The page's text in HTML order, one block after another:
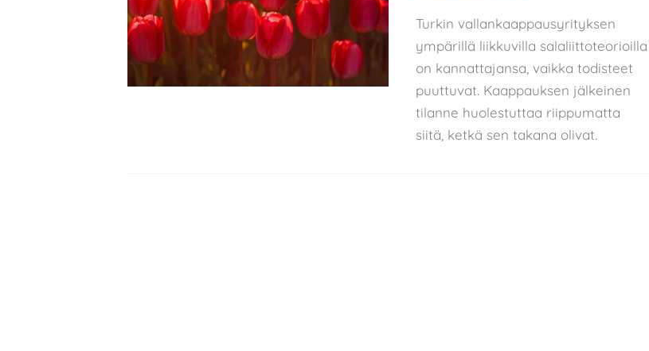
Turkin vallankaappausyrityksen
ympärillä liikkuvilla salaliittoteorioilla
on kannattajansa, vaikka todisteet
puuttuvat. Kaappauksen jälkeinen
tilanne huolestuttaa riippumatta
siitä, ketkä sen takana olivat.